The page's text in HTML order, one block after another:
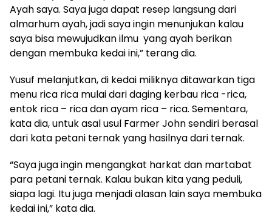
Ayah saya. Saya juga dapat resep langsung dari
almarhum ayah, jadi saya ingin menunjukan kalau
saya bisa mewujudkan ilmu yang ayah berikan
dengan membuka kedai ini,” terang dia.
Yusuf melanjutkan, di kedai miliknya ditawarkan tiga
menu rica rica mulai dari daging kerbau rica -rica,
entok rica – rica dan ayam rica – rica. Sementara,
kata dia, untuk asal usul Farmer John sendiri berasal
dari kata petani ternak yang hasilnya dari ternak.
“Saya juga ingin mengangkat harkat dan martabat
para petani ternak. Kalau bukan kita yang peduli,
siapa lagi. Itu juga menjadi alasan lain saya membuka
kedai ini,” kata dia.